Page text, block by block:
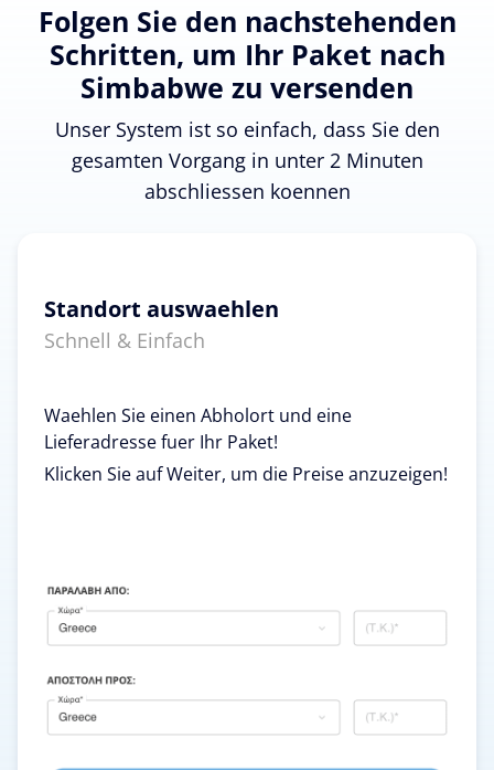
Folgen Sie den nachstehenden
Schritten, um Ihr Paket nach
Simbabwe zu versenden
Unser System ist so einfach, dass Sie den
gesamten Vorgang in unter 2 Minuten
abschliessen koennen
Standort auswaehlen
Schnell & Einfach
Waehlen Sie einen Abholort und eine
Lieferadresse fuer Ihr Paket!
Klicken Sie auf Weiter, um die Preise anzuzeigen!